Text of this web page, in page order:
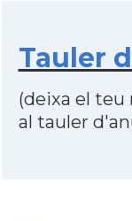
Tauler
(deixa el
al tauler